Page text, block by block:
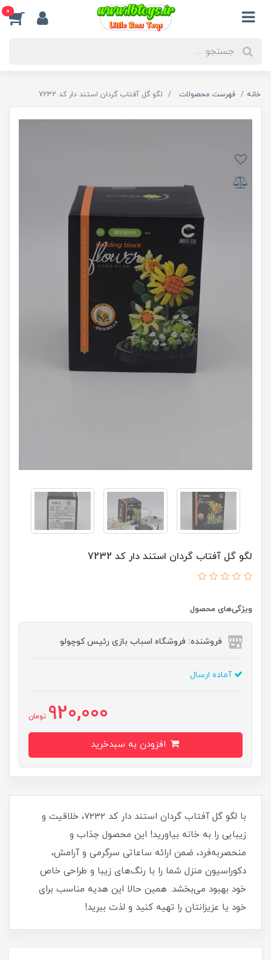
0
خانه فهرست محصولات لگو گل آفتاب گردان استند دار کد 7232
لگو گل آفتاب گردان استند دار کد 7232
ویژگی‌های محصول
فروشنده: فروشگاه اسباب بازی رئیس کوچولو
آماده ارسال
920,000 تومان
با لگو گل آفتاب گردان استند دار کد 7232، خلاقیت و
زیبایی را به خانه بیاورید! این محصول جذاب و
منحصربه‌فرد، ضمن ارائه ساعاتی سرگرمی و آرامش،
دکوراسیون منزل شما را با رنگ‌های زیبا و طراحی خاص
خود بهبود می‌بخشد. همین حالا این هدیه مناسب برای
خود یا عزیزانتان را تهیه کنید و لذت ببرید!